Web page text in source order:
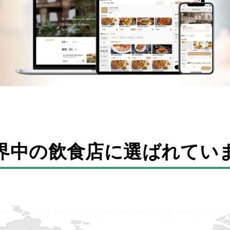
中の飲食店に選ばれてい